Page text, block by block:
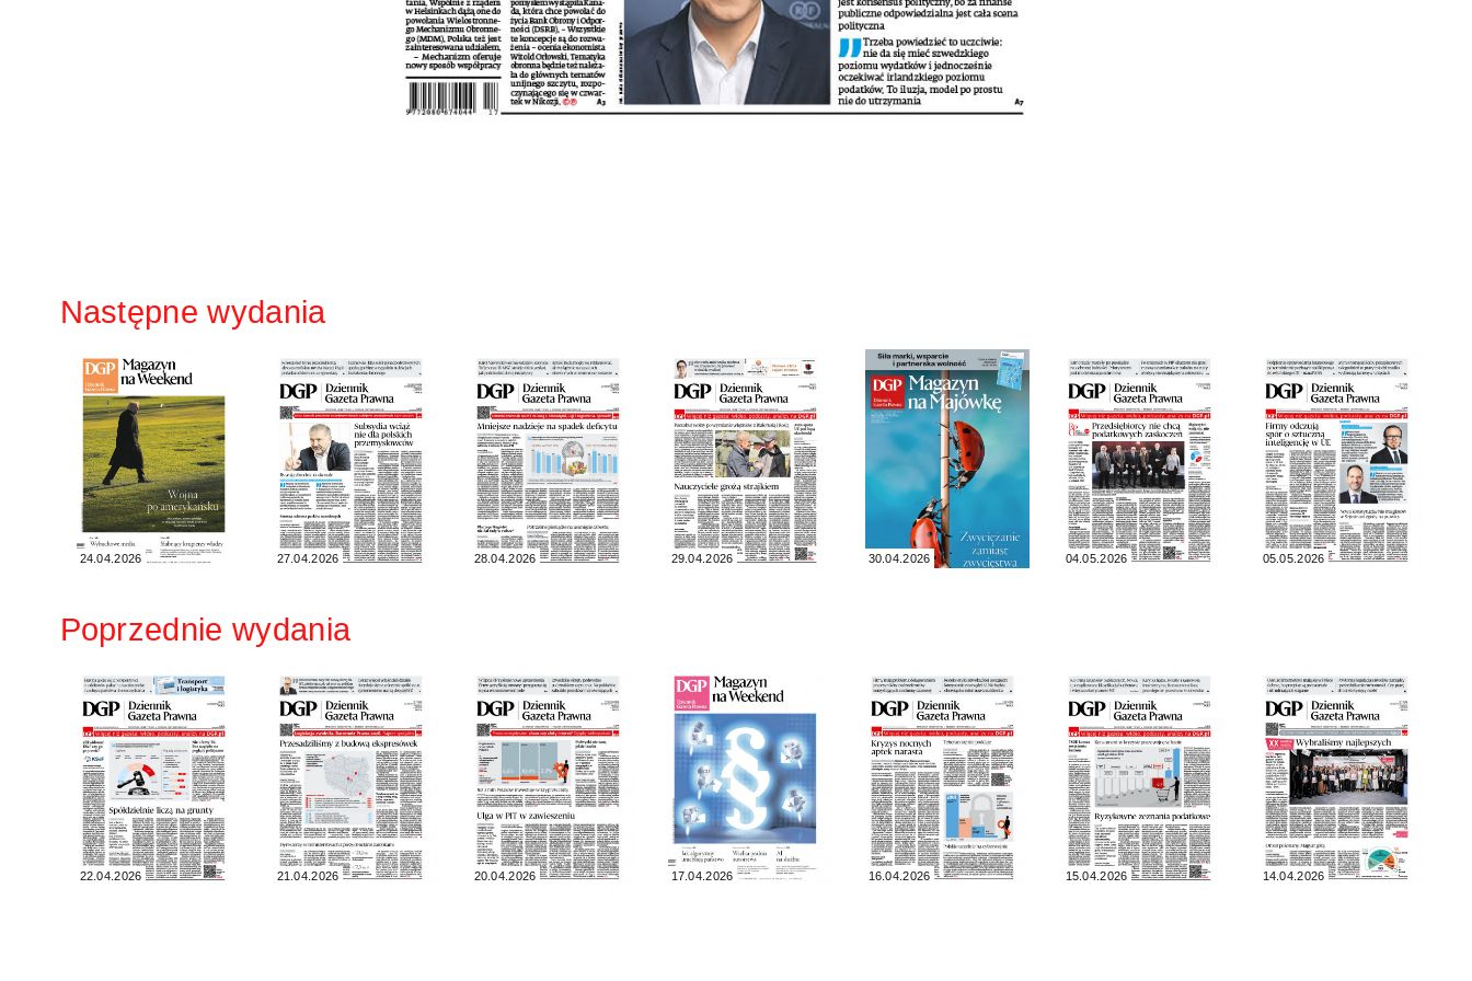
Następne wydania
24.04.2026 27.04.2026 28.04.2026 29.04.2026 30.04.2026 04.05.2026 05.05.2026
Poprzednie wydania
22.04.2026 21.04.2026 20.04.2026 17.04.2026 16.04.2026 15.04.2026 14.04.2026